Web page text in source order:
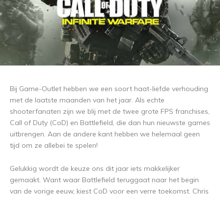
Bij Game-Outlet hebben we een soort haat-liefde verhouding
met de laatste maanden van het jaar. Als echte
shooterfanaten zijn we blij met de twee grote FPS franchises,
Call of Duty (CoD) en Battlefield, die dan hun nieuwste games
uitbrengen. Aan de andere kant hebben we helemaal geen
tijd om ze allebei te spelen!
Gelukkig wordt de keuze ons dit jaar iets makkelijker
gemaakt. Want waar Battlefield teruggaat naar het begin
van de vorige eeuw, kiest CoD voor een verre toekomst. Chris